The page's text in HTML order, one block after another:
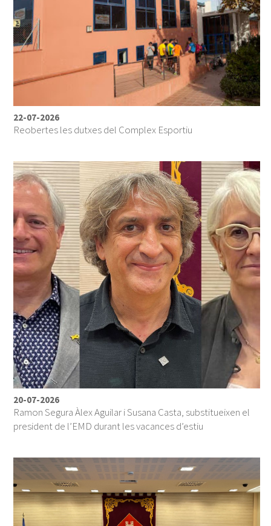
22-07-2026
Reobertes les dutxes del Complex Esportiu
20-07-2026
Ramon Segura Àlex Aguilar i Susana Casta, substitueixen el
president de l’EMD durant les vacances d’estiu